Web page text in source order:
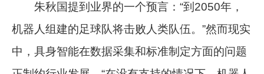
朱秋国提到业界的一个预言：“到2050年，
机器人组建的足球队将击败人类队伍。”然而现实
中，具身智能在数据采集和标准制定方面的问题